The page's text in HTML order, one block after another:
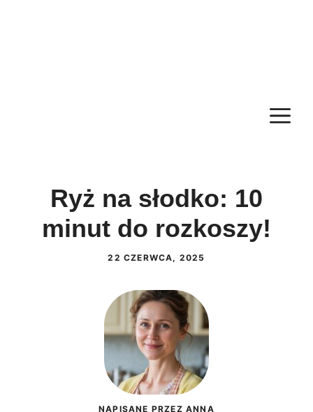
Ryż na słodko: 10
minut do rozkoszy!
22 CZERWCA, 2025
NAPISANE PRZEZ ANNA